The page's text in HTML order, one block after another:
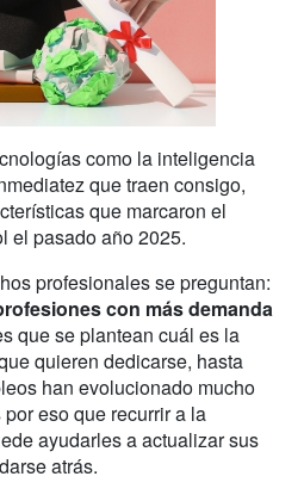
como la inteligencia
que traen consigo,
que marcaron el
el pasado año 2025.
profesionales se preguntan:
con más demanda
que se plantean cuál es la
quieren dedicarse, hasta
han evolucionado mucho
eso que recurrir a la
ayudarles a actualizar sus
atrás.